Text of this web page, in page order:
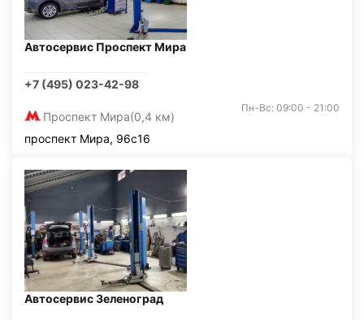
Автосервис Проспект Мира
+7 (495) 023-42-98
Проспект Мира(0,4 км)
Пн-Вс: 09:00 - 21:00
проспект Мира, 96с16
Автосервис Зеленоград